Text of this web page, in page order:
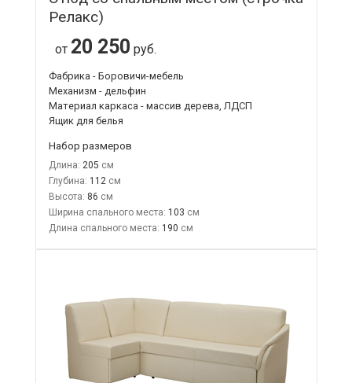
Релакс)
от 20 250 руб.
Фабрика - Боровичи-мебель
Механизм - дельфин
Материал каркаса - массив дерева, ЛДСП
Ящик для белья
Набор размеров
Длина: 205
Глубина: 112
Высота: 86
Ширина спального места: 103
Длина спального места: 190